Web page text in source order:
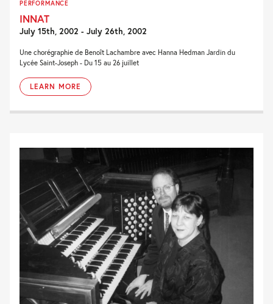
PERFORMANCE
INNAT
July 15th, 2002 - July 26th, 2002
Une chorégraphie de Benoît Lachambre avec Hanna Hedman Jardin du
Lycée Saint-Joseph - Du 15 au 26 juillet
LEARN MORE